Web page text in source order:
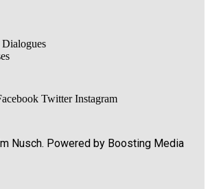
Twitter Instagram
Nusch. Powered by Boosting Media